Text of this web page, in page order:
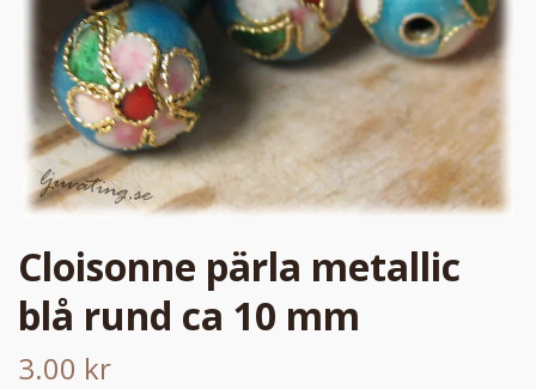
Cloisonne pärla metallic
blå rund ca 10 mm
3.00 kr